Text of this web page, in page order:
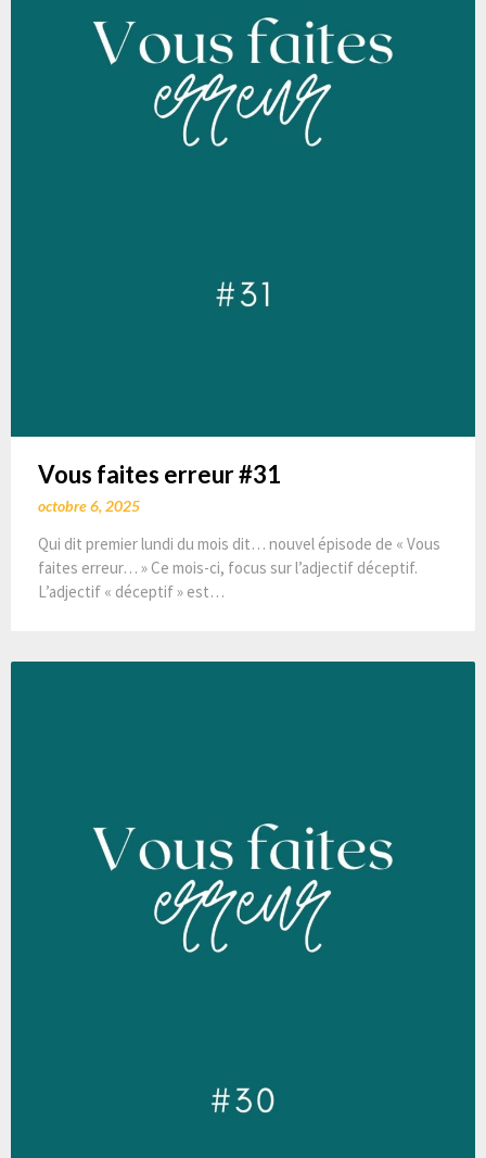
Vous faites erreur #31
octobre 6, 2025
Qui dit premier lundi du mois dit… nouvel épisode de « Vous
faites erreur… » Ce mois-ci, focus sur l’adjectif déceptif.
L’adjectif « déceptif » est…